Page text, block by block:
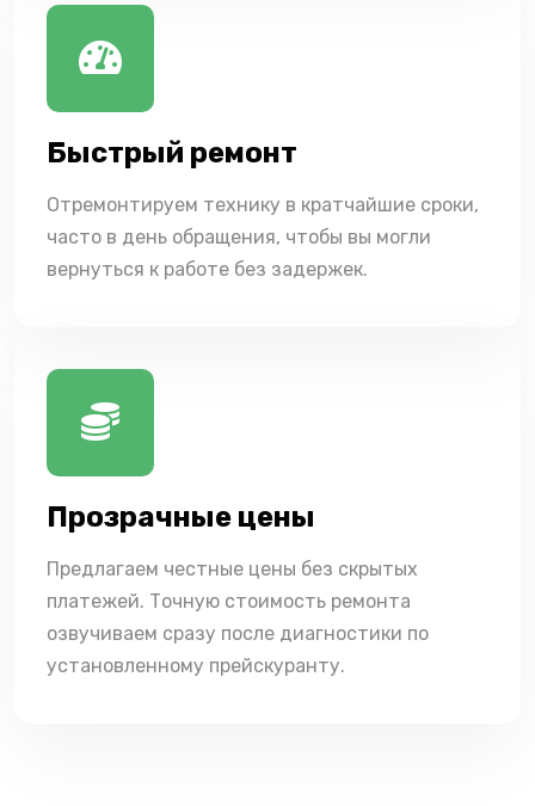
Быстрый ремонт
Отремонтируем технику в кратчайшие сроки,
часто в день обращения, чтобы вы могли
вернуться к работе без задержек.
Прозрачные цены
Предлагаем честные цены без скрытых
платежей. Точную стоимость ремонта
озвучиваем сразу после диагностики по
установленному прейскуранту.